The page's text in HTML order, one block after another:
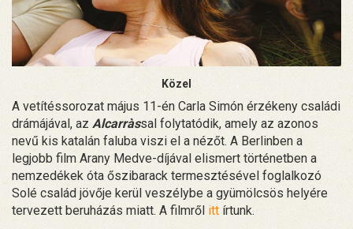
Közel
A vetítéssorozat május 11-én Carla Simón érzékeny családi
drámájával, az Alcarràssal folytatódik, amely az azonos
nevű kis katalán faluba viszi el a nézőt. A Berlinben a
legjobb film Arany Medve-díjával elismert történetben a
nemzedékek óta őszibarack termesztésével foglalkozó
Solé család jövője kerül veszélybe a gyümölcsös helyére
tervezett beruházás miatt. A filmről itt írtunk.